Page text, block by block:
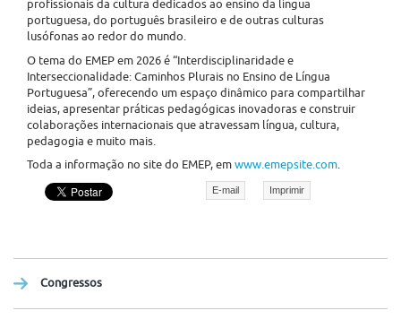
profissionais da cultura dedicados ao ensino da língua
portuguesa, do português brasileiro e de outras culturas
lusófonas ao redor do mundo.
O tema do EMEP em 2026 é “Interdisciplinaridade e
Interseccionalidade: Caminhos Plurais no Ensino de Língua
Portuguesa”, oferecendo um espaço dinâmico para compartilhar
ideias, apresentar práticas pedagógicas inovadoras e construir
colaborações internacionais que atravessam língua, cultura,
pedagogia e muito mais.
Toda a informação no site do EMEP, em www.emepsite.com.
E-mail Imprimir
Congressos